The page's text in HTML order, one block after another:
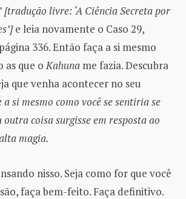
[tradução livre: ‘A Ciência Secreta por
e leia novamente o Caso 29,
336. Então faça a si mesmo
as que oKahuna me fazia. Descubra
que venha acontecer no seu
a si mesmo como você se sentiria se
coisa surgisse em resposta ao
magia.
nisso. Seja como for que você
faça bem-feito. Faça definitivo.